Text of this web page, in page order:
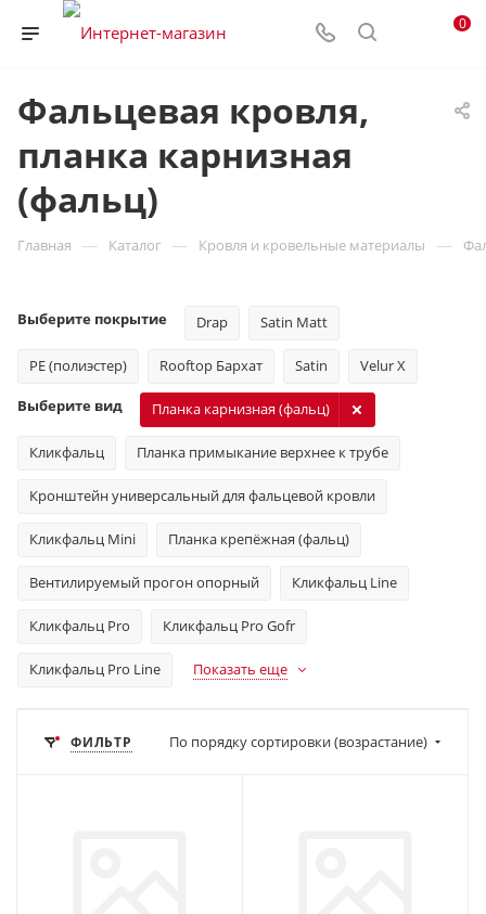
0
Фальцевая кровля,
планка карнизная
(фальц)
Главная — Каталог — Кровля и кровельные материалы —
Выберите покрытие Drap Satin Matt
PE (полиэстер) Rooftop Бархат Satin Velur X
Выберите вид
Кликфальц Планка примыкание верхнее к трубе
Кронштейн универсальный для фальцевой кровли
Кликфальц Mini Планка крепёжная (фальц)
Вентилируемый прогон опорный Кликфальц Line
Кликфальц Pro Кликфальц Pro Gofr
Кликфальц Pro Line
Планка карнизная (фальц)
Показать еще
ФИЛЬТР По порядку сортировки (возрастание)